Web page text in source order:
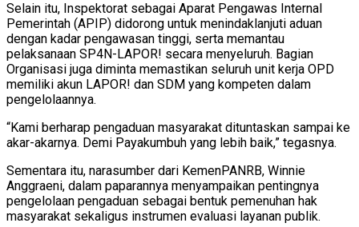
Selain itu, Inspektorat sebagai Aparat Pengawas Internal
Pemerintah (APIP) didorong untuk menindaklanjuti aduan
dengan kadar pengawasan tinggi, serta memantau
pelaksanaan SP4N-LAPOR! secara menyeluruh. Bagian
Organisasi juga diminta memastikan seluruh unit kerja OPD
memiliki akun LAPOR! dan SDM yang kompeten dalam
pengelolaannya.
“Kami berharap pengaduan masyarakat dituntaskan sampai ke
akar-akarnya. Demi Payakumbuh yang lebih baik,” tegasnya.
Sementara itu, narasumber dari KemenPANRB, Winnie
Anggraeni, dalam paparannya menyampaikan pentingnya
pengelolaan pengaduan sebagai bentuk pemenuhan hak
masyarakat sekaligus instrumen evaluasi layanan publik.